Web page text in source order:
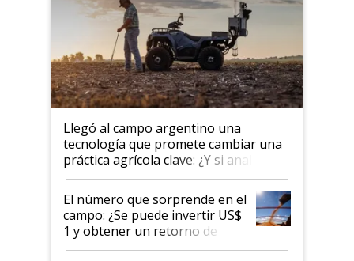
Llegó al campo argentino una
tecnología que promete cambiar una
práctica agrícola clave: ¿Y si analizar
el suelo fuera tan simple como
apretar un botón?
El número que sorprende en el
campo: ¿Se puede invertir US$
1 y obtener un retorno de
hasta US$ 10 en agricultura?